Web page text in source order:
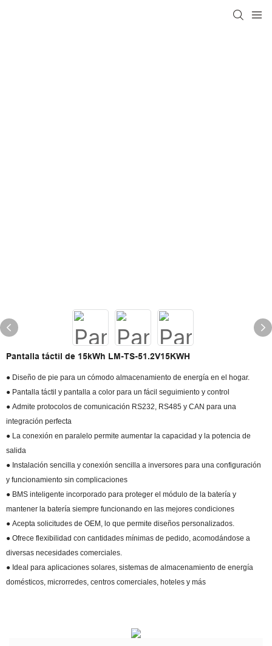
Pantalla táctil de 15kWh LM-TS-51.2V15KWH
● Diseño de pie para un cómodo almacenamiento de energía en el hogar.
● Pantalla táctil y pantalla a color para un fácil seguimiento y control
● Admite protocolos de comunicación RS232, RS485 y CAN para una
integración perfecta
● La conexión en paralelo permite aumentar la capacidad y la potencia de
salida
● Instalación sencilla y conexión sencilla a inversores para una configuración
y funcionamiento sin complicaciones
● BMS inteligente incorporado para proteger el módulo de la batería y
mantener la batería siempre funcionando en las mejores condiciones
● Acepta solicitudes de OEM, lo que permite diseños personalizados.
● Ofrece flexibilidad con cantidades mínimas de pedido, acomodándose a
diversas necesidades comerciales.
● Ideal para aplicaciones solares, sistemas de almacenamiento de energía
domésticos, microrredes, centros comerciales, hoteles y más